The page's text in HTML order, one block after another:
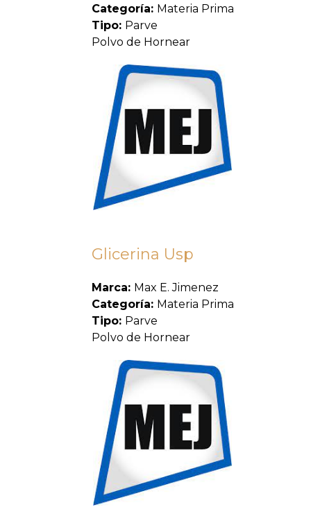
Categoría: Materia Prima
Tipo: Parve
Polvo de Hornear
Glicerina Usp
Marca: Max E. Jimenez
Categoría: Materia Prima
Tipo: Parve
Polvo de Hornear